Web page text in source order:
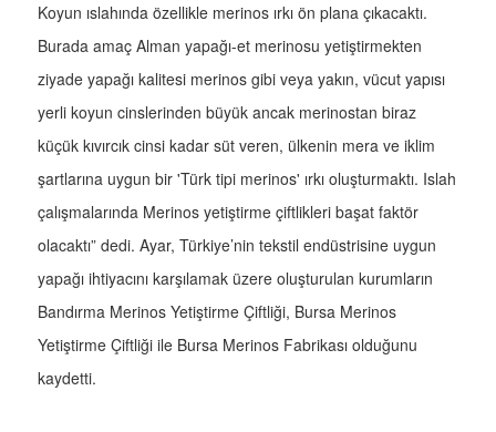
Koyun ıslahında özellikle merinos ırkı ön plana çıkacaktı.
Burada amaç Alman yapağı-et merinosu yetiştirmekten
ziyade yapağı kalitesi merinos gibi veya yakın, vücut yapısı
yerli koyun cinslerinden büyük ancak merinostan biraz
küçük kıvırcık cinsi kadar süt veren, ülkenin mera ve iklim
şartlarına uygun bir 'Türk tipi merinos' ırkı oluşturmaktı. Islah
çalışmalarında Merinos yetiştirme çiftlikleri başat faktör
olacaktı” dedi. Ayar, Türkiye’nin tekstil endüstrisine uygun
yapağı ihtiyacını karşılamak üzere oluşturulan kurumların
Bandırma Merinos Yetiştirme Çiftliği, Bursa Merinos
Yetiştirme Çiftliği ile Bursa Merinos Fabrikası olduğunu
kaydetti.